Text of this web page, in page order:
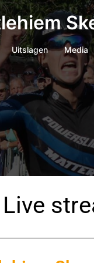
Uitslagen Media
Live